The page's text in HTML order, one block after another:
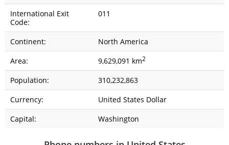
International Exit
Code:
011
Continent:
North America
Area:
9,629,091 km2
Population:
310,232,863
Currency:
United States Dollar
Capital:
Washington